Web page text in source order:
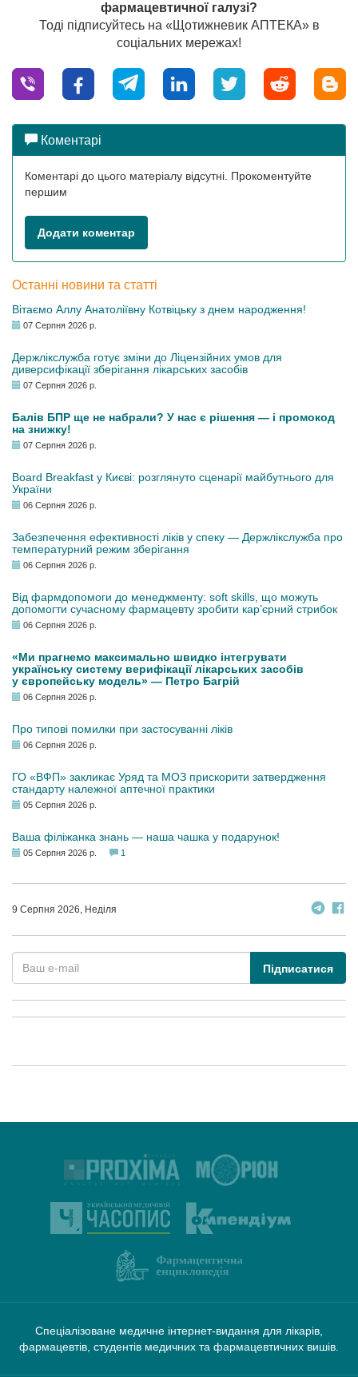
фармацевтичної галузі?
Тоді підписуйтесь на «Щотижневик АПТЕКА» в
соціальних мережах!
Коментарі
Коментарі до цього матеріалу відсутні. Прокоментуйте
першим
Додати коментар
Останні новини та статті
Вітаємо Аллу Анатоліївну Котвіцьку з днем народження!
07 Серпня 2026 р.
Держлікслужба готує зміни до Ліцензійних умов для
диверсифікації зберігання лікарських засобів
07 Серпня 2026 р.
Балів БПР ще не набрали? У нас є рішення — і промокод
на знижку!
07 Серпня 2026 р.
Board Breakfast у Києві: розглянуто сценарії майбутнього для
України
06 Серпня 2026 р.
Забезпечення ефективності ліків у спеку — Держлікслужба про
температурний режим зберігання
06 Серпня 2026 р.
Від фармдопомоги до менеджменту: soft skills, що можуть
допомогти сучасному фармацевту зробити кар’єрний стрибок
06 Серпня 2026 р.
«Ми прагнемо максимально швидко інтегрувати
українську систему верифікації лікарських засобів
у європейську модель» — Петро Багрій
06 Серпня 2026 р.
Про типові помилки при застосуванні ліків
06 Серпня 2026 р.
ГО «ВФП» закликає Уряд та МОЗ прискорити затвердження
стандарту належної аптечної практики
05 Серпня 2026 р.
Ваша філіжанка знань — наша чашка у подарунок!
05 Серпня 2026 р. 1
9 Серпня 2026, Неділя
Підписатися
Спеціалізоване медичне інтернет-видання для лікарів,
фармацевтів, студентів медичних та фармацевтичних вишів.